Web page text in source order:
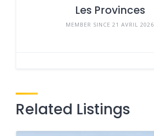
Les Provinces
MEMBER SINCE 21 AVRIL 2026
Related Listings